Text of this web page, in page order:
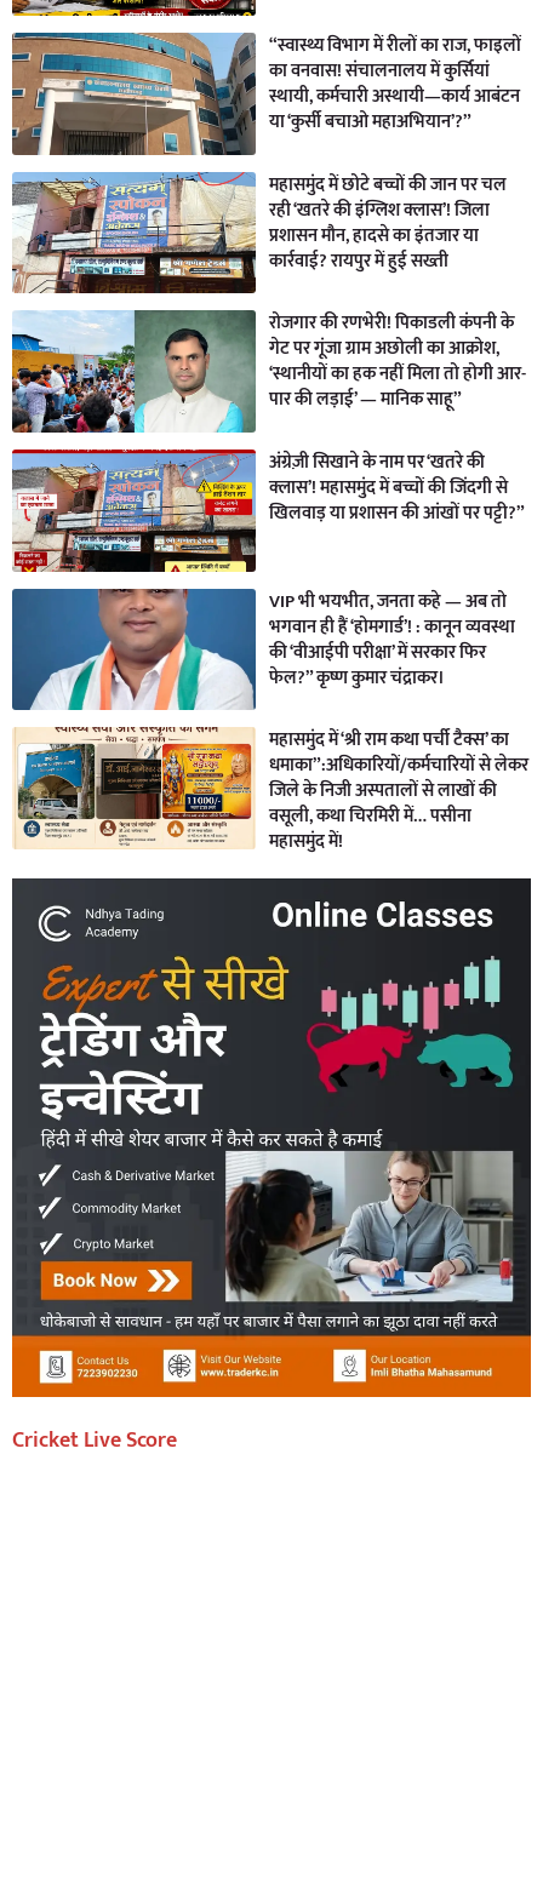
“स्वास्थ्य विभाग में रीलों का राज, फाइलों
का वनवास! संचालनालय में कुर्सियां
स्थायी, कर्मचारी अस्थायी—कार्य आबंटन
या ‘कुर्सी बचाओ महाअभियान’?”
महासमुंद में छोटे बच्चों की जान पर चल
रही ‘खतरे की इंग्लिश क्लास’! जिला
प्रशासन मौन, हादसे का इंतजार या
कार्रवाई? रायपुर में हुई सख्ती
रोजगार की रणभेरी! पिकाडली कंपनी के
गेट पर गूंजा ग्राम अछोली का आक्रोश,
‘स्थानीयों का हक नहीं मिला तो होगी आर-
पार की लड़ाई’ — मानिक साहू”
अंग्रेज़ी सिखाने के नाम पर ‘खतरे की
क्लास’! महासमुंद में बच्चों की जिंदगी से
खिलवाड़ या प्रशासन की आंखों पर पट्टी?”
VIP भी भयभीत, जनता कहे — अब तो
भगवान ही हैं ‘होमगार्ड’! : कानून व्यवस्था
की ‘वीआईपी परीक्षा’ में सरकार फिर
फेल?” कृष्ण कुमार चंद्राकर।
महासमुंद में ‘श्री राम कथा पर्ची टैक्स’ का
धमाका”:अधिकारियों/कर्मचारियों से लेकर
जिले के निजी अस्पतालों से लाखों की
वसूली, कथा चिरमिरी में… पसीना
महासमुंद में!
Cricket Live Score